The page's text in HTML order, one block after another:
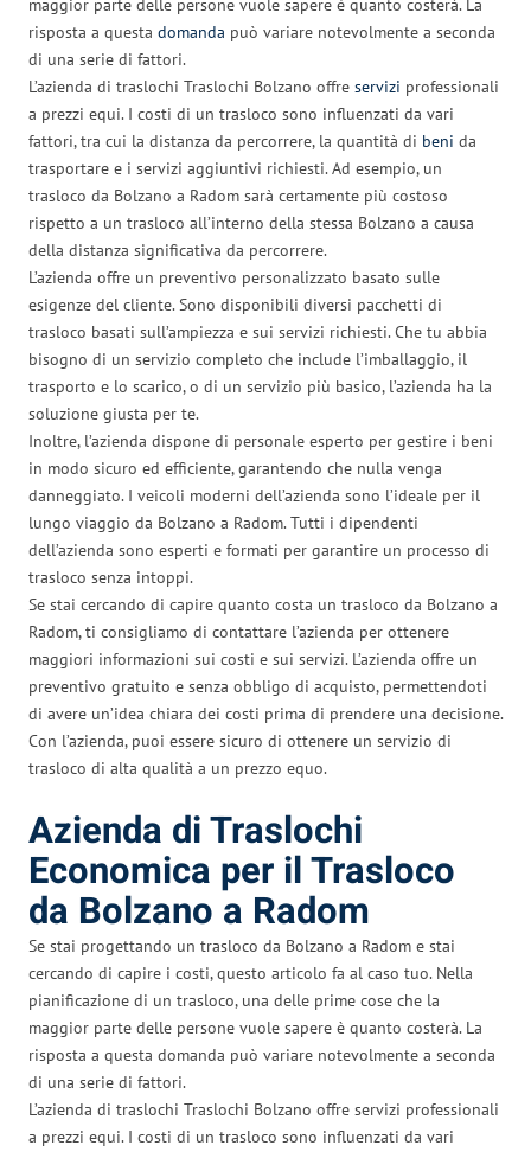
maggior parte delle persone vuole sapere è quanto costerà. La
risposta a questa domanda può variare notevolmente a seconda
di una serie di fattori.
L’azienda di traslochi Traslochi Bolzano offre servizi professionali
a prezzi equi. I costi di un trasloco sono influenzati da vari
fattori, tra cui la distanza da percorrere, la quantità di beni da
trasportare e i servizi aggiuntivi richiesti. Ad esempio, un
trasloco da Bolzano a Radom sarà certamente più costoso
rispetto a un trasloco all’interno della stessa Bolzano a causa
della distanza significativa da percorrere.
L’azienda offre un preventivo personalizzato basato sulle
esigenze del cliente. Sono disponibili diversi pacchetti di
trasloco basati sull’ampiezza e sui servizi richiesti. Che tu abbia
bisogno di un servizio completo che include l’imballaggio, il
trasporto e lo scarico, o di un servizio più basico, l’azienda ha la
soluzione giusta per te.
Inoltre, l’azienda dispone di personale esperto per gestire i beni
in modo sicuro ed efficiente, garantendo che nulla venga
danneggiato. I veicoli moderni dell’azienda sono l’ideale per il
lungo viaggio da Bolzano a Radom. Tutti i dipendenti
dell’azienda sono esperti e formati per garantire un processo di
trasloco senza intoppi.
Se stai cercando di capire quanto costa un trasloco da Bolzano a
Radom, ti consigliamo di contattare l’azienda per ottenere
maggiori informazioni sui costi e sui servizi. L’azienda offre un
preventivo gratuito e senza obbligo di acquisto, permettendoti
di avere un’idea chiara dei costi prima di prendere una decisione.
Con l’azienda, puoi essere sicuro di ottenere un servizio di
trasloco di alta qualità a un prezzo equo.
Azienda di Traslochi
Economica per il Trasloco
da Bolzano a Radom
Se stai progettando un trasloco da Bolzano a Radom e stai
cercando di capire i costi, questo articolo fa al caso tuo. Nella
pianificazione di un trasloco, una delle prime cose che la
maggior parte delle persone vuole sapere è quanto costerà. La
risposta a questa domanda può variare notevolmente a seconda
di una serie di fattori.
L’azienda di traslochi Traslochi Bolzano offre servizi professionali
a prezzi equi. I costi di un trasloco sono influenzati da vari